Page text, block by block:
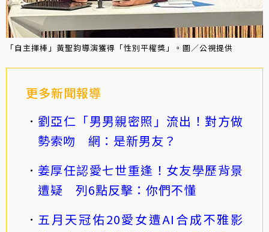
「自主揮棒」黃聖鈞導演獲得「性別平權獎」。圖／公視提供
更多新聞報導
劉亞仁「男男親密照」流出！對方做
勢索吻 網：是新男友？
姜厚任認愛七世重逢！女友學歷背景
遭疑 列6點反擊：你們不懂
五月天冠佑20愛女遭AI合成不雅影